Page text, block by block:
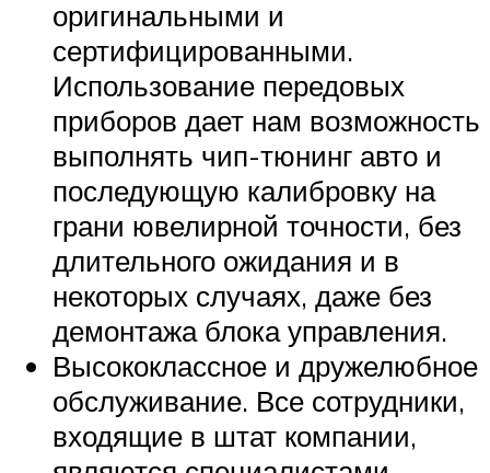
оригинальными и
сертифицированными.
Использование передовых
приборов дает нам возможность
выполнять чип-тюнинг авто и
последующую калибровку на
грани ювелирной точности, без
длительного ожидания и в
некоторых случаях, даже без
демонтажа блока управления.
Высококлассное и дружелюбное
обслуживание. Все сотрудники,
входящие в штат компании,